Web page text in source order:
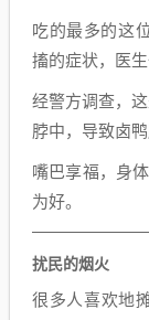
吃的最多的这
搐的症状，医
经警方调查，
脖中，导致卤鸭
嘴巴享福，身
为好。
扰民的烟火
很多人喜欢地